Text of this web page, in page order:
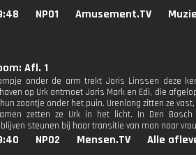
NPO1 Amusement.TV
Afl. 1
onder de arm trekt Joris Linssen deze
op Urk ontmoet Joris Mark en Edi, die
zoontje onder het puin. Urenlang zitten ze
zetten ze Urk in het licht. In Den
steunen bij haar transitie van man naar
NPO2 Mensen.TV Alle